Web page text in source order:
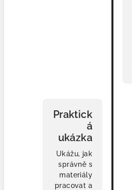
🖐
Praktick
á
ukázka
Ukážu, jak
správně s
materiály
pracovat a